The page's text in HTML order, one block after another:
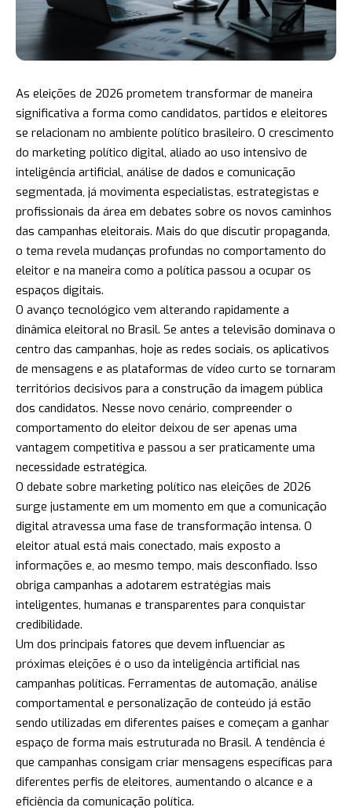
As eleições de 2026 prometem transformar de maneira
significativa a forma como candidatos, partidos e eleitores
se relacionam no ambiente político brasileiro. O crescimento
do marketing político digital, aliado ao uso intensivo de
inteligência artificial, análise de dados e comunicação
segmentada, já movimenta especialistas, estrategistas e
profissionais da área em debates sobre os novos caminhos
das campanhas eleitorais. Mais do que discutir propaganda,
o tema revela mudanças profundas no comportamento do
eleitor e na maneira como a política passou a ocupar os
espaços digitais.
O avanço tecnológico vem alterando rapidamente a
dinâmica eleitoral no Brasil. Se antes a televisão dominava o
centro das campanhas, hoje as redes sociais, os aplicativos
de mensagens e as plataformas de vídeo curto se tornaram
territórios decisivos para a construção da imagem pública
dos candidatos. Nesse novo cenário, compreender o
comportamento do eleitor deixou de ser apenas uma
vantagem competitiva e passou a ser praticamente uma
necessidade estratégica.
O debate sobre marketing político nas eleições de 2026
surge justamente em um momento em que a comunicação
digital atravessa uma fase de transformação intensa. O
eleitor atual está mais conectado, mais exposto a
informações e, ao mesmo tempo, mais desconfiado. Isso
obriga campanhas a adotarem estratégias mais
inteligentes, humanas e transparentes para conquistar
credibilidade.
Um dos principais fatores que devem influenciar as
próximas eleições é o uso da inteligência artificial nas
campanhas políticas. Ferramentas de automação, análise
comportamental e personalização de conteúdo já estão
sendo utilizadas em diferentes países e começam a ganhar
espaço de forma mais estruturada no Brasil. A tendência é
que campanhas consigam criar mensagens específicas para
diferentes perfis de eleitores, aumentando o alcance e a
eficiência da comunicação política.